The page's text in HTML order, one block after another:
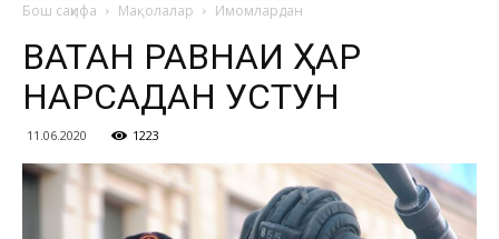
ВИЛОЯТ
ВАКИЛЛИГИ
Бош саҳифа Мақолалар Имомлардан
ВАТАН РАВНАҚИ ҲАР
НАРСАДАН УСТУН
11.06.2020 1223